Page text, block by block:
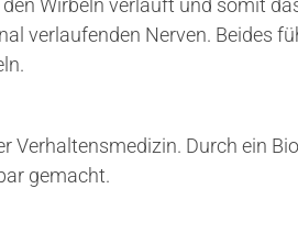
Wirbeln verläuft und somit
verlaufenden Nerven. Beides
Verhaltensmedizin. Durch ein
gemacht.